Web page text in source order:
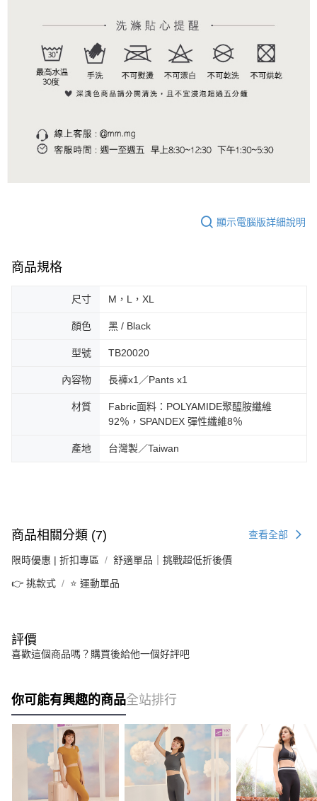
顯示電腦版詳細說明
商品規格
尺寸 M，L，XL
顏色 黑 / Black
型號 TB20020
內容物 長褲x1／Pants x1
材質
Fabric面料：POLYAMIDE聚醯胺纖維
92％，SPANDEX 彈性纖維8％
產地 台灣製／Taiwan
商品相關分類 (7) 查看全部
限時優惠 | 折扣專區 舒適單品｜挑戰超低折後價
👉 挑款式 ⭐ 運動單品
評價
喜歡這個商品嗎？購買後給他一個好評吧
你可能有興趣的商品全站排行